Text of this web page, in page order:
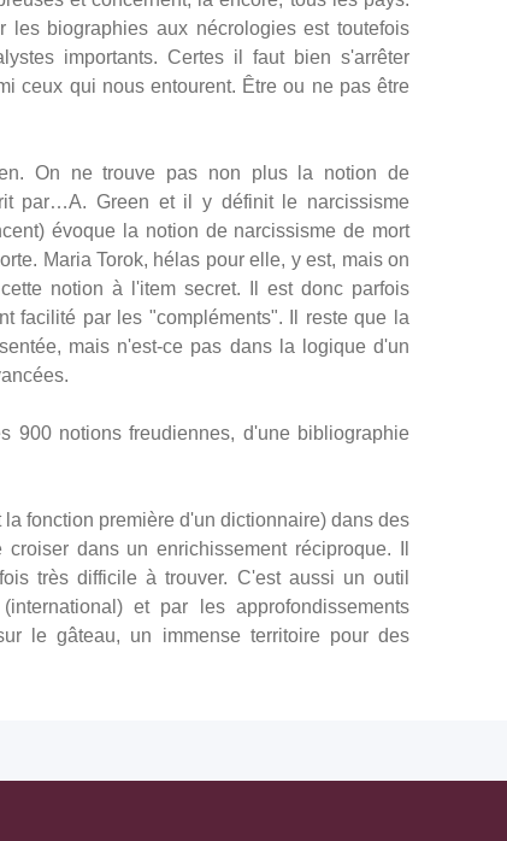
biographies aux nécrologies est toutefois
importants. Certes il faut bien s'arrêter
ceux qui nous entourent. Être ou ne pas être
On ne trouve pas non plus la notion de
par…A. Green et il y définit le narcissisme
évoque la notion de narcissisme de mort
Maria Torok, hélas pour elle, y est, mais on
notion à l'item secret. Il est donc parfois
facilité par les "compléments". Il reste que la
mais n'est-ce pas dans la logique d'un
900 notions freudiennes, d'une bibliographie
fonction première d'un dictionnaire) dans des
dans un enrichissement réciproque. Il
très difficile à trouver. C'est aussi un outil
et par les approfondissements
le gâteau, un immense territoire pour des